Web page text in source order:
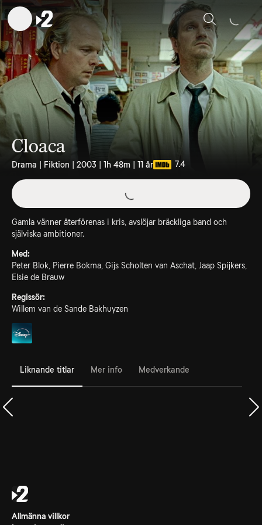
Sök
Cloaca
Drama | Fiktion | 2003 | 1h 48m | 11 år 7.4
Gamla vänner återförenas i kris, avslöjar bräckliga band och
själviska ambitioner.
Med:
Peter Blok, Pierre Bokma, Gijs Scholten van Aschat, Jaap Spijkers,
Elsie de Brauw
Regissör:
Willem van de Sande Bakhuyzen
Liknande titlar Mer info Medverkande
Allmänna villkor